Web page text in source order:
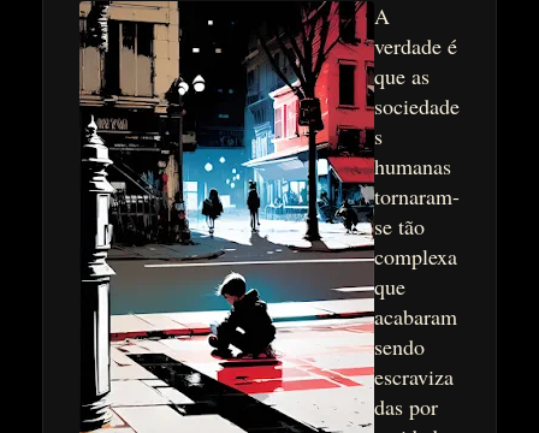
A
verdade é
que as
sociedade
s
humanas
tornaram-
se tão
complexa
que
acabaram
sendo
escraviza
das por